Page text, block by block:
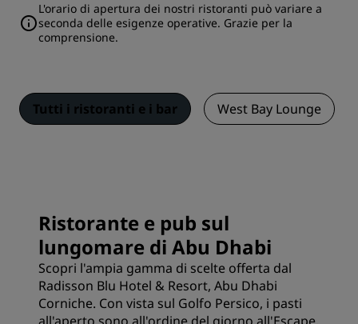
L'orario di apertura dei nostri ristoranti può variare a
seconda delle esigenze operative. Grazie per la
comprensione.
Tutti i ristoranti e i bar West Bay Lounge
Ristorante e pub sul
lungomare di Abu Dhabi
Scopri l'ampia gamma di scelte offerta dal
Radisson Blu Hotel & Resort, Abu Dhabi
Corniche. Con vista sul Golfo Persico, i pasti